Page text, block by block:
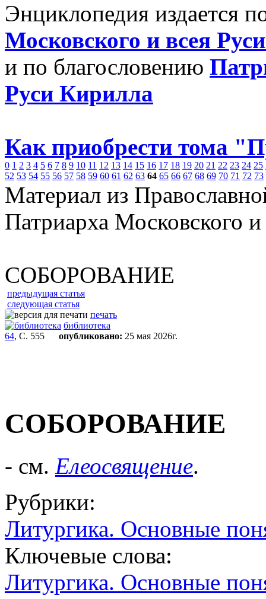
Энциклопедия издается
Московского и всея
и по благословению
Руси Кирилла
Как приобрести тома
0 1 2 3 4 5 6 7 8 9 10 11 12 13 14 15 16 17 18 19 20 21 22 23 24 25
52 53 54 55 56 57 58 59 60 61 62 63 64 65 66 67 68 69 70 71 72 73
Материал из
Патриарха Московского
СОБОРОВАНИЕ
предыдущая статья
следующая статья
печать
библиотека
64, С. 555 опубликовано: 25 мая 2026г.
СОБОРОВАНИЕ
- см. Елеосвящение.
Рубрики:
Литургика. Основные
Ключевые слова:
Литургика. Основные